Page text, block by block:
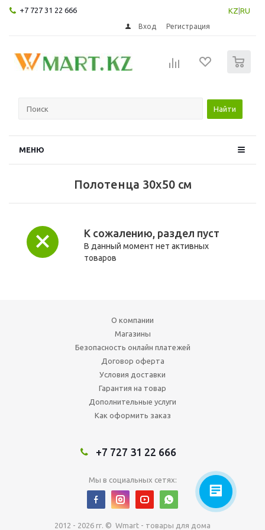
+7 727 31 22 666 KZ RU
Вход Регистрация
Найти
МЕНЮ
Полотенца 30х50 см
К сожалению, раздел пуст
В данный момент нет активных
товаров
О компании
Магазины
Безопасность онлайн платежей
Договор оферта
Условия доставки
Гарантия на товар
Дополнительные услуги
Как оформить заказ
+7 727 31 22 666
Мы в социальных сетях:
2012 - 2026 гг. © Wmart - товары для дома